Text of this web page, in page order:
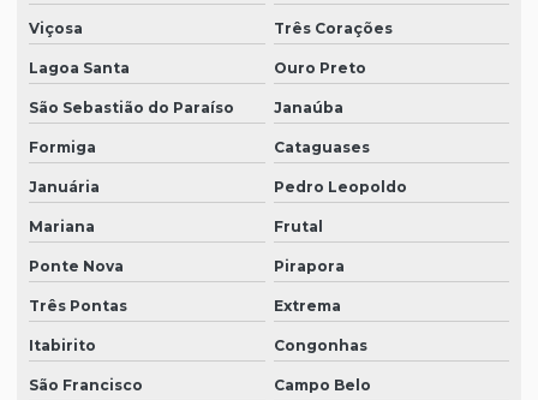
Viçosa Três Corações
Lagoa Santa Ouro Preto
São Sebastião do Paraíso Janaúba
Formiga Cataguases
Januária Pedro Leopoldo
Mariana Frutal
Ponte Nova Pirapora
Três Pontas Extrema
Itabirito Congonhas
São Francisco Campo Belo